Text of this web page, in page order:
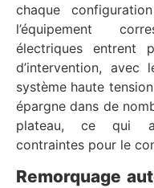
chaque
l’équipement
électriques entrent
d’intervention,
système haute
épargne dans de
plateau, ce qui
contraintes pour le
Remorquage